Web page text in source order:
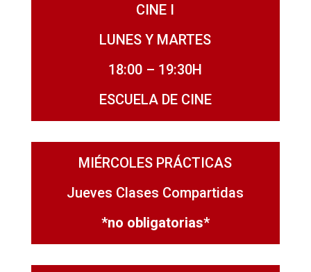
CINE I
LUNES Y MARTES
18:00 – 19:30H
ESCUELA DE CINE
MIÉRCOLES PRÁCTICAS
Jueves Clases Compartidas
*no obligatorias*